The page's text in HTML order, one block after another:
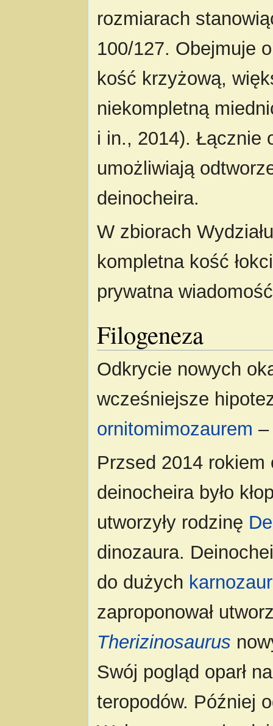
rozmiarach
100/127. Obejmuje
kość krzyżową,
niekompletną
i in., 2014). Łącznie
umożliwiają
deinocheira.
W zbiorach
kompletna kość
prywatna
Filogeneza
Odkrycie nowych
wcześniejsze
ornitomimozaurem
Przsed 2014
deinocheira było
utworzyły rodzinę
dinozaura.
do dużych
zaproponował
Therizinosaurus
Swój pogląd oparł
teropodów. Później